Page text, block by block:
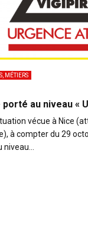
MÉTIERS
au niveau «
vécue à Nice
à compter du 29